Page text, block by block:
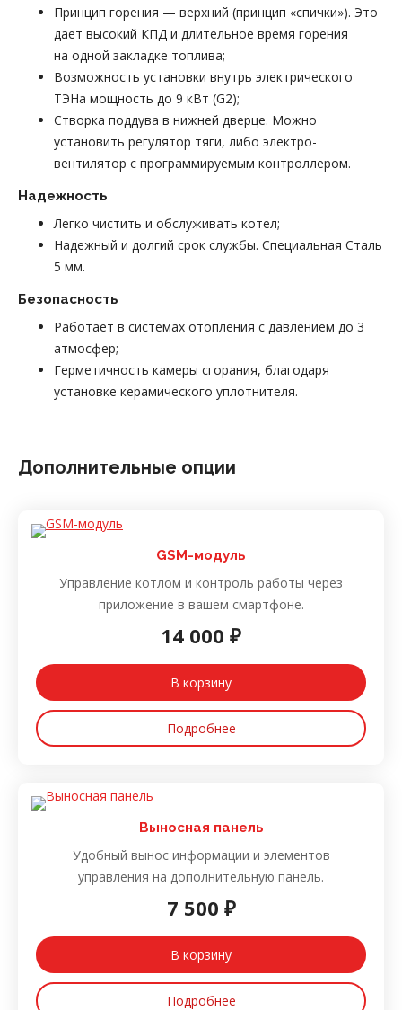
Принцип горения — верхний (принцип «спички»). Это
дает высокий КПД и длительное время горения
на одной закладке топлива;
Возможность установки внутрь электрического
ТЭНа мощность до 9 кВт (G2);
Створка поддува в нижней дверце. Можно
установить регулятор тяги, либо электро-
вентилятор с программируемым контроллером.
Надежность
Легко чистить и обслуживать котел;
Надежный и долгий срок службы. Специальная Сталь
5 мм.
Безопасность
Работает в системах отопления с давлением до 3
атмосфер;
Герметичность камеры сгорания, благодаря
установке керамического уплотнителя.
Дополнительные опции
GSM-модуль
Управление котлом и контроль работы через
приложение в вашем смартфоне.
14 000 ₽
В корзину
Подробнее
Выносная панель
Удобный вынос информации и элементов
управления на дополнительную панель.
7 500 ₽
В корзину
Подробнее